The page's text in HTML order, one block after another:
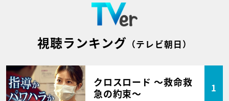
視聴ランキング （テレビ朝日）
クロスロード ～救命救
急の約束～
1